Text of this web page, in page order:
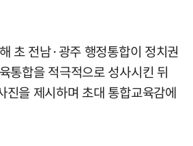
초 전남·광주 행정통합이 정치권
통합을 적극적으로 성사시킨 뒤
진을 제시하며 초대 통합교육감에